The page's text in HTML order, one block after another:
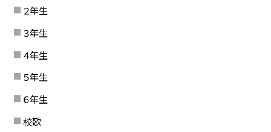
２年生
３年生
４年生
５年生
６年生
校歌